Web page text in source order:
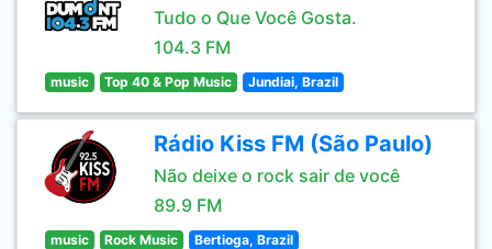
Tudo o Que Você Gosta.
104.3 FM
music Top 40 & Pop Music Jundiai, Brazil
Rádio Kiss FM (São Paulo)
Não deixe o rock sair de você
89.9 FM
music Rock Music Bertioga, Brazil